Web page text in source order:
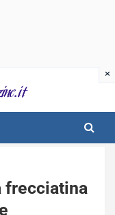
frecciatina